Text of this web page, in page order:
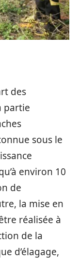
des
partie
sous le
environ 10
de
la mise en
réalisée à
de la
d’élagage,